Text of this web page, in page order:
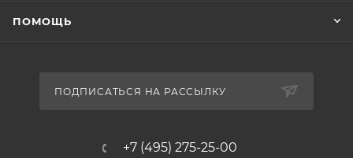
ПОМОЩЬ
ПОДПИСАТЬСЯ НА РАССЫЛКУ
+7 (495) 275-25-00